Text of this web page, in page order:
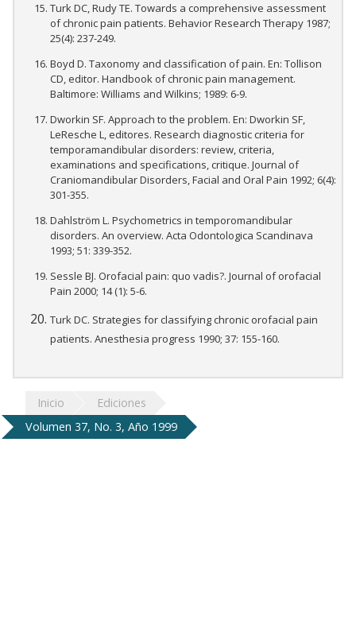
Turk DC, Rudy TE. Towards a comprehensive assessment
of chronic pain patients. Behavior Research Therapy 1987;
25(4): 237-249.
Boyd D. Taxonomy and classification of pain. En: Tollison
CD, editor. Handbook of chronic pain management.
Baltimore: Williams and Wilkins; 1989: 6-9.
Dworkin SF. Approach to the problem. En: Dworkin SF,
LeResche L, editores. Research diagnostic criteria for
temporamandibular disorders: review, criteria,
examinations and specifications, critique. Journal of
Craniomandibular Disorders, Facial and Oral Pain 1992; 6(4):
301-355.
Dahlström L. Psychometrics in temporomandibular
disorders. An overview. Acta Odontologica Scandinava
1993; 51: 339-352.
Sessle BJ. Orofacial pain: quo vadis?. Journal of orofacial
Pain 2000; 14 (1): 5-6.
Turk DC. Strategies for classifying chronic orofacial pain
patients. Anesthesia progress 1990; 37: 155-160.
Inicio
Ediciones
Volumen 37, No. 3, Año 1999